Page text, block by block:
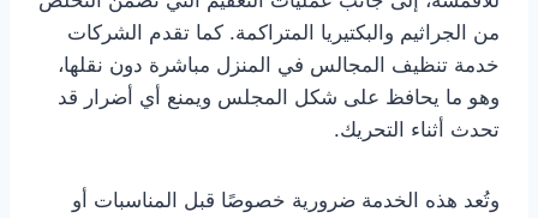
من الجراثيم والبكتيريا المتراكمة. كما تقدم الشركات
خدمة تنظيف المجالس في المنزل مباشرة دون نقلها،
وهو ما يحافظ على شكل المجلس ويمنع أي أضرار قد
تحدث أثناء التحريك.
وتُعد هذه الخدمة ضرورية خصوصًا قبل المناسبات أو